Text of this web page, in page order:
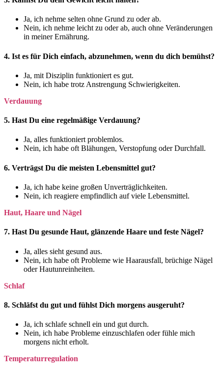
Ja, ich nehme selten ohne Grund zu oder ab.
Nein, ich nehme leicht zu oder ab, auch ohne Veränderungen
in meiner Ernährung.
4. Ist es für Dich einfach, abzunehmen, wenn du dich bemühst?
Ja, mit Disziplin funktioniert es gut.
Nein, ich habe trotz Anstrengung Schwierigkeiten.
Verdauung
5. Hast Du eine regelmäßige Verdauung?
Ja, alles funktioniert problemlos.
Nein, ich habe oft Blähungen, Verstopfung oder Durchfall.
6. Verträgst Du die meisten Lebensmittel gut?
Ja, ich habe keine großen Unverträglichkeiten.
Nein, ich reagiere empfindlich auf viele Lebensmittel.
Haut, Haare und Nägel
7. Hast Du gesunde Haut, glänzende Haare und feste Nägel?
Ja, alles sieht gesund aus.
Nein, ich habe oft Probleme wie Haarausfall, brüchige Nägel
oder Hautunreinheiten.
Schlaf
8. Schläfst du gut und fühlst Dich morgens ausgeruht?
Ja, ich schlafe schnell ein und gut durch.
Nein, ich habe Probleme einzuschlafen oder fühle mich
morgens nicht erholt.
Temperaturregulation